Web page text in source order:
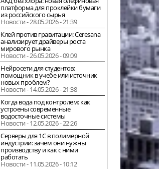
платформа для проклейки бумаги
из российского сырья
Новости - 28.05.2026 - 21:39
Клей против гравитации: Ceresana
анализирует драйверы роста
мирового рынка
Новости - 26.05.2026 - 09:09
Нейросети для студентов:
помощник в учебе или источник
новых проблем?
Новости - 14.05.2026 - 21:38
Когда вода под контролем: как
устроены современные
водосточные системы
Новости - 12.05.2026 - 22:26
Серверы для 1С в полимерной
индустрии: зачем они нужны
производству и как с ними
работать
Новости - 11.05.2026 - 10:12